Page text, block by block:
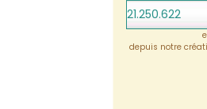
21.250.623
depuis notre